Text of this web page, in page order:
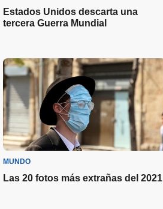
Estados Unidos descarta una
tercera Guerra Mundial
MUNDO
Las 20 fotos más extrañas del 2021